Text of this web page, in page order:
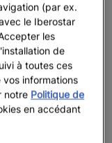
(par ex.
le Iberostar
les
de
à toutes ces
informations
notre Politique de
en accédant